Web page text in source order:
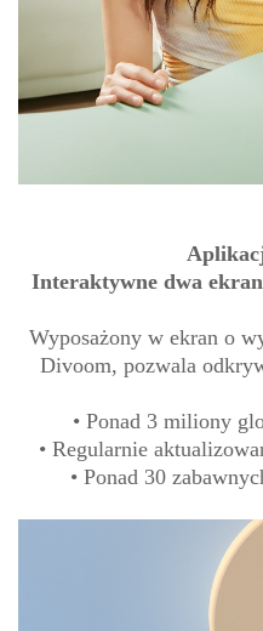
Interaktywne dwa
Wyposażony w ekran o
Divoom, pozwala
• Ponad 3 miliony
• Regularnie
• Ponad 30